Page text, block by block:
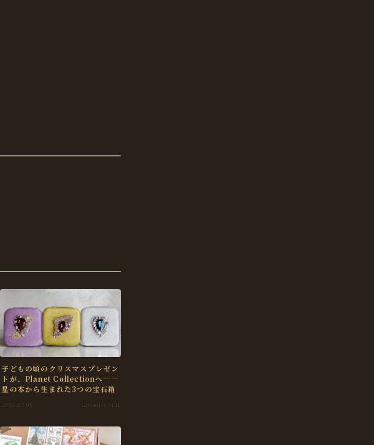
子どもの頃のクリスマスプレゼン
トが、Planet Collectionへ──
星の本から生まれた3つの宝石箱
2026.07.05 Lavender Hill